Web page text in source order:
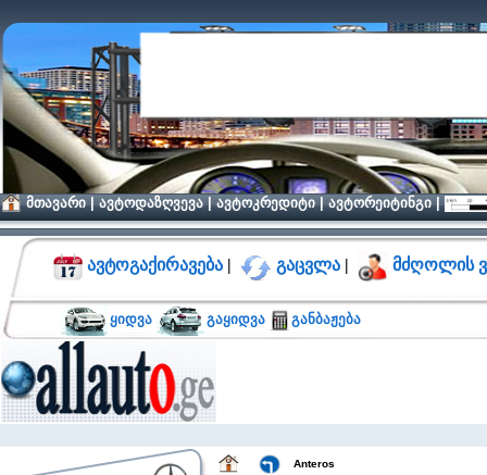
მთავარი|ავტოდაზღვევა|ავტოკრედიტი|ავტორეიტინგი|
ავტოგაქირავება | გაცვლა | მძღოლის
ყიდვა გაყიდვა განბაჟება
Anteros